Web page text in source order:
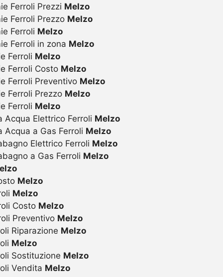
Ferroli Prezzi Melzo
Ferroli Prezzo Melzo
Ferroli Melzo
Ferroli in zona Melzo
Ferroli Melzo
Ferroli Costo Melzo
Ferroli Preventivo Melzo
Ferroli Prezzo Melzo
Ferroli Melzo
Acqua Elettrico Ferroli Melzo
Acqua a Gas Ferroli Melzo
Elettrico Ferroli Melzo
a Gas Ferroli Melzo
Melzo
Melzo
Costo Melzo
Preventivo Melzo
Riparazione Melzo
Melzo
Sostituzione Melzo
Vendita Melzo